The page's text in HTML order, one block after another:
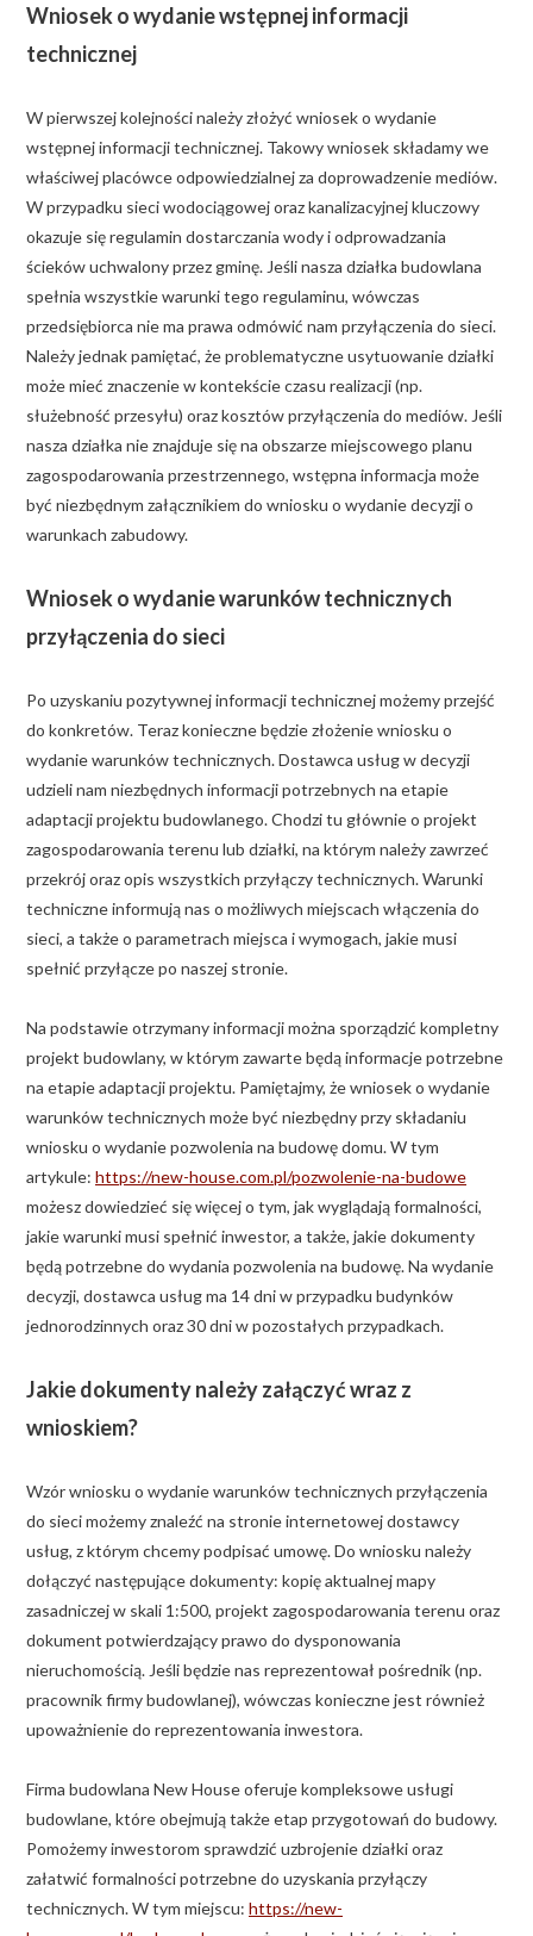
Wniosek o wydanie wstępnej informacji
technicznej
W pierwszej kolejności należy złożyć wniosek o wydanie
wstępnej informacji technicznej. Takowy wniosek składamy we
właściwej placówce odpowiedzialnej za doprowadzenie mediów.
W przypadku sieci wodociągowej oraz kanalizacyjnej kluczowy
okazuje się regulamin dostarczania wody i odprowadzania
ścieków uchwalony przez gminę. Jeśli nasza działka budowlana
spełnia wszystkie warunki tego regulaminu, wówczas
przedsiębiorca nie ma prawa odmówić nam przyłączenia do sieci.
Należy jednak pamiętać, że problematyczne usytuowanie działki
może mieć znaczenie w kontekście czasu realizacji (np.
służebność przesyłu) oraz kosztów przyłączenia do mediów. Jeśli
nasza działka nie znajduje się na obszarze miejscowego planu
zagospodarowania przestrzennego, wstępna informacja może
być niezbędnym załącznikiem do wniosku o wydanie decyzji o
warunkach zabudowy.
Wniosek o wydanie warunków technicznych
przyłączenia do sieci
Po uzyskaniu pozytywnej informacji technicznej możemy przejść
do konkretów. Teraz konieczne będzie złożenie wniosku o
wydanie warunków technicznych. Dostawca usług w decyzji
udzieli nam niezbędnych informacji potrzebnych na etapie
adaptacji projektu budowlanego. Chodzi tu głównie o projekt
zagospodarowania terenu lub działki, na którym należy zawrzeć
przekrój oraz opis wszystkich przyłączy technicznych. Warunki
techniczne informują nas o możliwych miejscach włączenia do
sieci, a także o parametrach miejsca i wymogach, jakie musi
spełnić przyłącze po naszej stronie.
Na podstawie otrzymany informacji można sporządzić kompletny
projekt budowlany, w którym zawarte będą informacje potrzebne
na etapie adaptacji projektu. Pamiętajmy, że wniosek o wydanie
warunków technicznych może być niezbędny przy składaniu
wniosku o wydanie pozwolenia na budowę domu. W tym
artykule: https://new-house.com.pl/pozwolenie-na-budowe
możesz dowiedzieć się więcej o tym, jak wyglądają formalności,
jakie warunki musi spełnić inwestor, a także, jakie dokumenty
będą potrzebne do wydania pozwolenia na budowę. Na wydanie
decyzji, dostawca usług ma 14 dni w przypadku budynków
jednorodzinnych oraz 30 dni w pozostałych przypadkach.
Jakie dokumenty należy załączyć wraz z
wnioskiem?
Wzór wniosku o wydanie warunków technicznych przyłączenia
do sieci możemy znaleźć na stronie internetowej dostawcy
usług, z którym chcemy podpisać umowę. Do wniosku należy
dołączyć następujące dokumenty: kopię aktualnej mapy
zasadniczej w skali 1:500, projekt zagospodarowania terenu oraz
dokument potwierdzający prawo do dysponowania
nieruchomością. Jeśli będzie nas reprezentował pośrednik (np.
pracownik firmy budowlanej), wówczas konieczne jest również
upoważnienie do reprezentowania inwestora.
Firma budowlana New House oferuje kompleksowe usługi
budowlane, które obejmują także etap przygotowań do budowy.
Pomożemy inwestorom sprawdzić uzbrojenie działki oraz
załatwić formalności potrzebne do uzyskania przyłączy
technicznych. W tym miejscu: https://new-